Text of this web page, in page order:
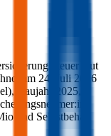
laut
am 24. Juli 2026
), Baujahr 2025
und Selbstbehalt